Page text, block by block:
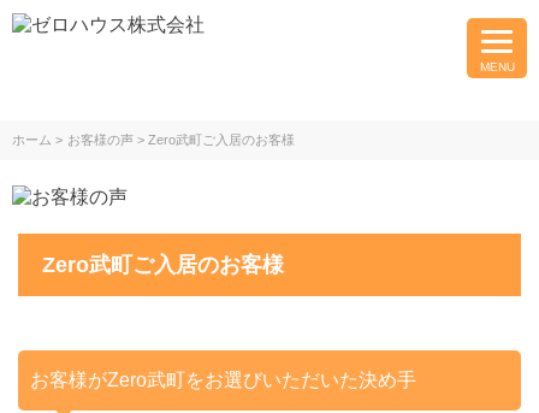
MENU
ホーム お客様の声 Zero武町ご入居のお客様
Zero武町ご入居のお客様
お客様がZero武町をお選びいただいた決め手